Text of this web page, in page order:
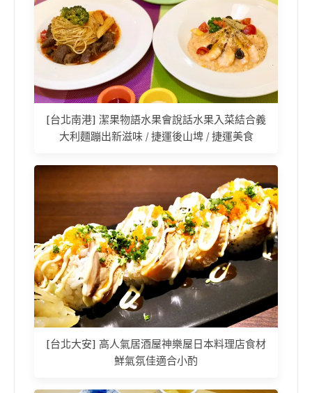
[台北南港] 潔果物語水果會說話水果入菜結合義
大利麵蹦出新滋味 / 捷運後山埤 / 捷運美食
[台北大安] 高人氣居酒屋神樂屋日本料理店食材
鮮氣氛佳適合小酌